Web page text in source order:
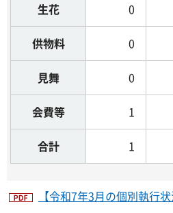
生花 0
供物料 0
見舞 0
会費等 1
合計 1
【令和7年3月の個別執行